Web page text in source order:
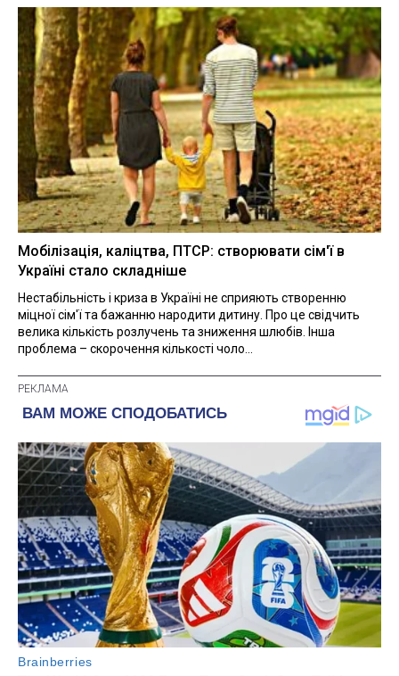
Мобілізація, каліцтва, ПТСР: створювати сім'ї в
Україні стало складніше
Нестабільність і криза в Україні не сприяють створенню
міцної сім'ї та бажанню народити дитину. Про це свідчить
велика кількість розлучень та зниження шлюбів. Інша
проблема – скорочення кількості чоло...